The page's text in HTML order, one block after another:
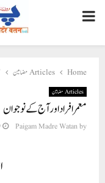
PRIMARY
MENU
Home Articles مضامین
Articles مضامین
معمر افراد اور آج کے نوجوان
by
Paigam Madre Watan